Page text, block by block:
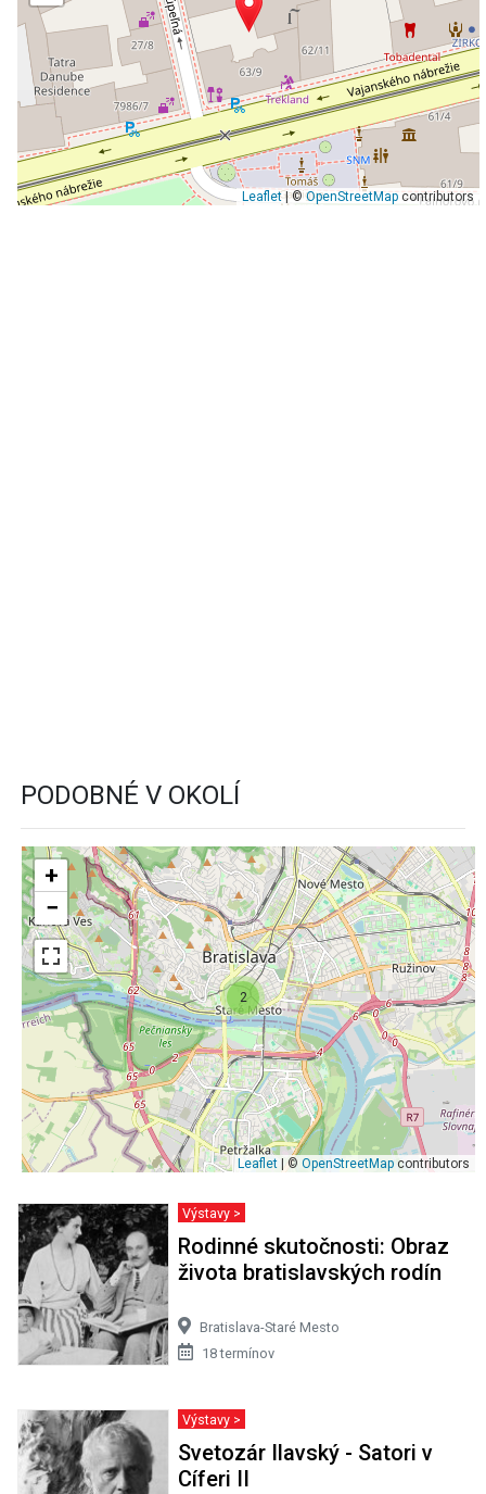
Leaflet| ©OpenStreetMapcontributors
PODOBNÉ V OKOLÍ
2
+
−
Leaflet | © OpenStreetMap contributors
Výstavy >
Rodinné skutočnosti: Obraz
života bratislavských rodín
Bratislava-Staré Mesto
18 termínov
Výstavy >
Svetozár Ilavský - Satori v
Cíferi II